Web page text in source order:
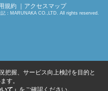
規約 ｜アクセスマップ
：MARUNAKA CO.,LTD. All rights reserved.
把握、サービス向上検討を目的と
す。
て」 をご確認ください。